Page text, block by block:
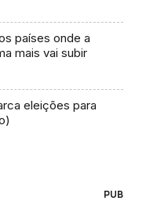
países onde a
mais vai subir
eleições para
PUB